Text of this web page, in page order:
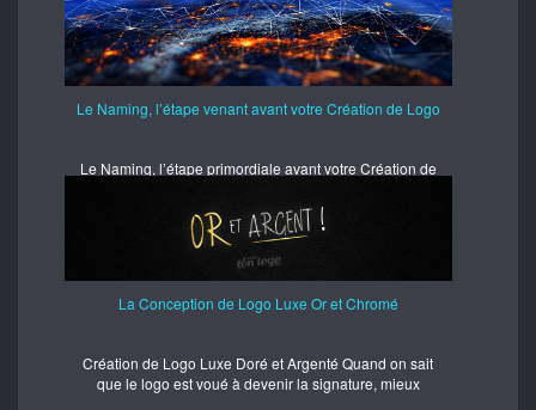
Le Naming, l’étape venant avant votre Création de Logo
Le Naming, l’étape primordiale avant votre Création de
image de
La Conception de Logo Luxe Or et Chromé
Création de Logo Luxe Doré et Argenté Quand on sait
que le logo est voué à devenir la signature, mieux